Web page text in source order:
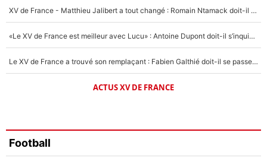
XV de France - Matthieu Jalibert a tout changé : Romain Ntamack doit-il s’inquiéter pour sa place à un an de la Coupe du monde ?
«Le XV de France est meilleur avec Lucu» : Antoine Dupont doit-il s’inquiéter pour sa place ?
Le XV de France a trouvé son remplaçant : Fabien Galthié doit-il se passer d'Antoine Dupont ?
ACTUS XV DE FRANCE
Football